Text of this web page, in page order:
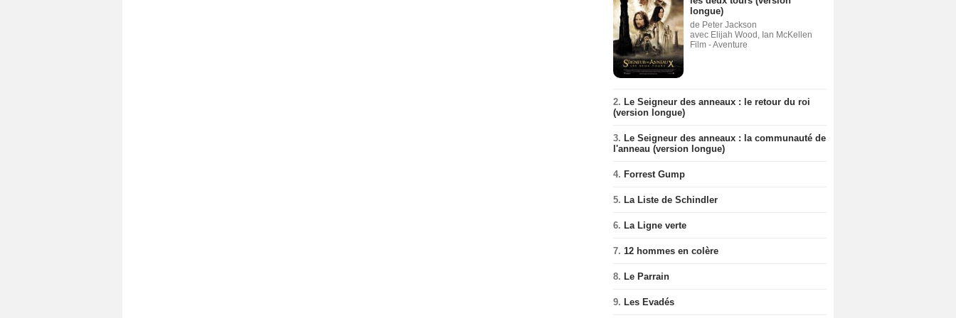
longue)
de Peter Jackson
avec Elijah Wood, Ian McKellen
Film - Aventure
2. Le Seigneur des anneaux : le retour du roi
(version longue)
3. Le Seigneur des anneaux : la communauté de
l'anneau (version longue)
4. Forrest Gump
5. La Liste de Schindler
6. La Ligne verte
7. 12 hommes en colère
8. Le Parrain
9. Les Evadés